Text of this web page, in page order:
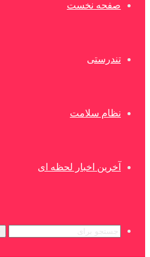
صفحه نخست
تندرستی
نظام سلامت
آخرین اخبار لحظه ای